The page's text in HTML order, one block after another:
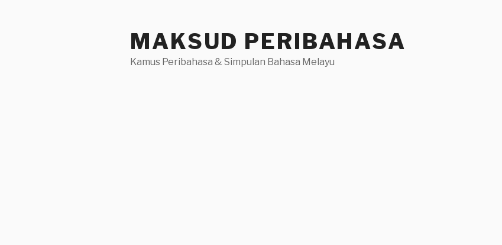
MAKSUD PERIBAHASA
Kamus Peribahasa & Simpulan Bahasa Melayu